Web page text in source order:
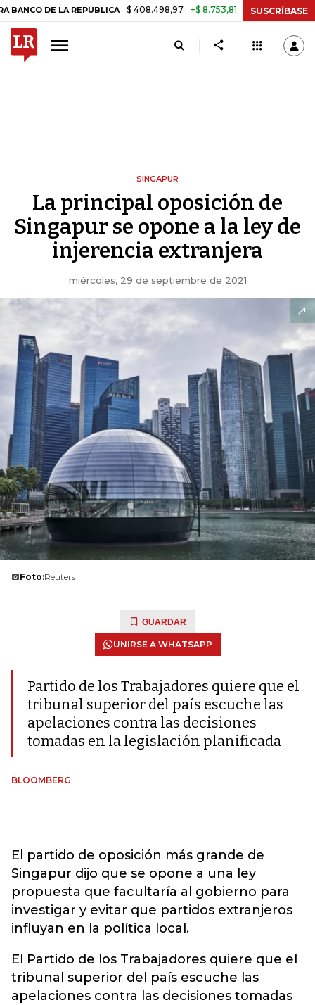
LA REPÚBLICA $ 408.498,97 +$ 8.753,81 +2,19% TASA DE
SUSCRÍBASE
SINGAPUR
La principal oposición de
Singapur se opone a la ley de
injerencia extranjera
miércoles, 29 de septiembre de 2021
Foto:Reuters
GUARDAR
UNIRSE A WHATSAPP
Partido de los Trabajadores quiere que el
tribunal superior del país escuche las
apelaciones contra las decisiones
tomadas en la legislación planificada
BLOOMBERG
El partido de oposición más grande de
Singapur dijo que se opone a una ley
propuesta que facultaría al gobierno para
investigar y evitar que partidos extranjeros
influyan en la política local.
El Partido de los Trabajadores quiere que el
tribunal superior del país escuche las
apelaciones contra las decisiones tomadas